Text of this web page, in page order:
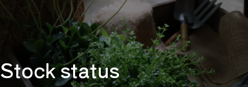
Stock status